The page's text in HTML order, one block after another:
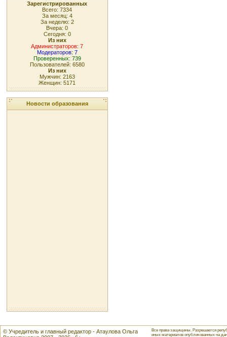
Зарегистрированных
Всего: 7334
За месяц: 4
За неделю: 2
Вчера: 0
Сегодня: 0
Из них
Администраторов: 7
Модераторов: 7
Проверенных: 739
Пользователей: 6580
Из них
Мужчин: 2163
Женщин: 5171
Новости образования
© Учредитель и главный редактор - Атаулова Ольга
Все права защищены. Разрешается
иных материалов опубликованных на